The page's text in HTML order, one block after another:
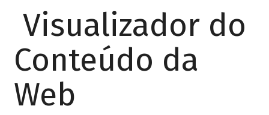
Visualizador do
Conteúdo da
Web